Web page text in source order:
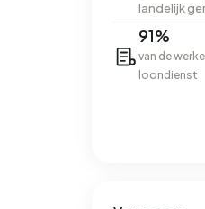
landelijk
91%
van de
loondienst